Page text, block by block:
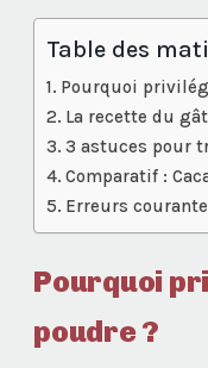
Table des
Pourquoi
La recette du
3 astuces pour
Comparatif :
Erreurs
Pourquoi
poudre ?